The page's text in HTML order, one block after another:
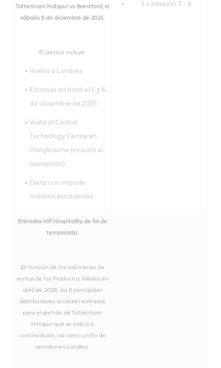
Tottenham Hotspur vs Brentford, el
sábado 6 de diciembre de 2025.
El premio incluye:
Vuelos a Londres
Estancia en hotel el 5 y 6
de diciembre de 2025
Visita al Castrol
Technology Centre en
Pangbourne (incluido el
transporte)
Dieta con importe
máximo establecido
2 x posición 3 - 6
Entradas VIP Hospitality de fin de
temporada:
En función de los volúmenes de
ventas de los Productos Válidos en
abril de 2026, los 6 principales
distribuidores recibirán entradas
para el partido de Tottenham
Hotspur que se indica a
continuación, así como un fin de
semana en Londres.